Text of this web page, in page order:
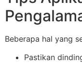
Beberapa hal yang
Pastikan